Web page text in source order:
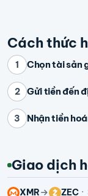
Cách thức
1 Chọn tài sản
2 Gửi tiền đến
3 Nhận tiền
Giao dịch
XMR ZEC